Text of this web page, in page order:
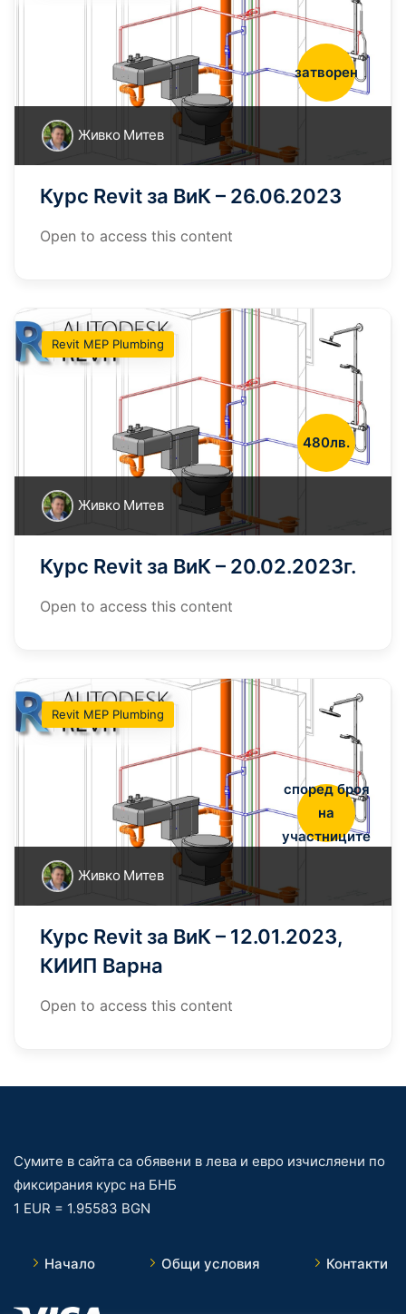
затворен
Живко Митев
Курс Revit за ВиК – 26.06.2023
Open to access this content
Revit MEP Plumbing
480лв.
Живко Митев
Курс Revit за ВиК – 20.02.2023г.
Open to access this content
Revit MEP Plumbing
според броя
на
участниците
Живко Митев
Курс Revit за ВиК – 12.01.2023,
КИИП Варна
Open to access this content
Сумите в сайта са обявени в лева и евро изчисляени по
фиксирания курс на БНБ
1 EUR = 1.95583 BGN
Начало Общи условия Контакти